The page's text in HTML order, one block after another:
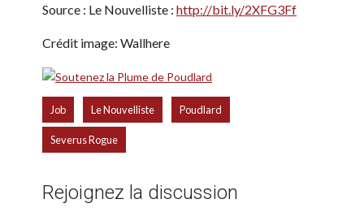
Source : Le Nouvelliste : http://bit.ly/2XFG3Ff
Crédit image: Wallhere
Job Le Nouvelliste Poudlard
Severus Rogue
Rejoignez la discussion